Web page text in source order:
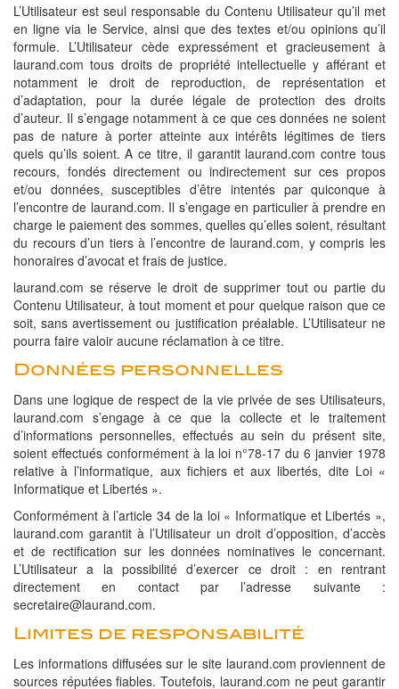
L’Utilisateur est seul responsable du Contenu Utilisateur qu’il met
en ligne via le Service, ainsi que des textes et/ou opinions qu’il
formule. L’Utilisateur cède expressément et gracieusement à
laurand.com tous droits de propriété intellectuelle y afférant et
notamment le droit de reproduction, de représentation et
d’adaptation, pour la durée légale de protection des droits
d’auteur. Il s’engage notamment à ce que ces données ne soient
pas de nature à porter atteinte aux intérêts légitimes de tiers
quels qu’ils soient. A ce titre, il garantit laurand.com contre tous
recours, fondés directement ou indirectement sur ces propos
et/ou données, susceptibles d’être intentés par quiconque à
l’encontre de laurand.com. Il s’engage en particulier à prendre en
charge le paiement des sommes, quelles qu’elles soient, résultant
du recours d’un tiers à l’encontre de laurand.com, y compris les
honoraires d’avocat et frais de justice.
laurand.com se réserve le droit de supprimer tout ou partie du
Contenu Utilisateur, à tout moment et pour quelque raison que ce
soit, sans avertissement ou justification préalable. L’Utilisateur ne
pourra faire valoir aucune réclamation à ce titre.
Données personnelles
Dans une logique de respect de la vie privée de ses Utilisateurs,
laurand.com s’engage à ce que la collecte et le traitement
d’informations personnelles, effectués au sein du présent site,
soient effectués conformément à la loi n°78-17 du 6 janvier 1978
relative à l’informatique, aux fichiers et aux libertés, dite Loi «
Informatique et Libertés ».
Conformément à l’article 34 de la loi « Informatique et Libertés »,
laurand.com garantit à l’Utilisateur un droit d’opposition, d’accès
et de rectification sur les données nominatives le concernant.
L’Utilisateur a la possibilité d’exercer ce droit : en rentrant
directement en contact par l’adresse suivante :
secretaire@laurand.com.
Limites de responsabilité
Les informations diffusées sur le site laurand.com proviennent de
sources réputées fiables. Toutefois, laurand.com ne peut garantir